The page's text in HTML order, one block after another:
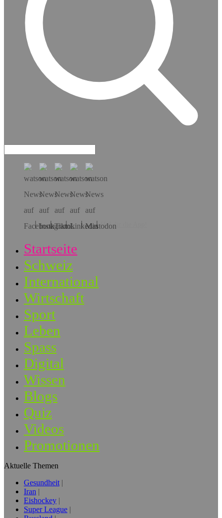
Hol dir die App!
Startseite
Schweiz
International
Wirtschaft
Sport
Leben
Spass
Digital
Wissen
Blogs
Quiz
Videos
Promotionen
Aktuelle Themen
Gesundheit
Iran
Eishockey
Super League